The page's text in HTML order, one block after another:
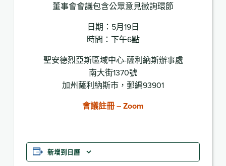
董事會會議包含公眾意見徵詢環節
日期：5月19日
時間：下午6點
聖安德烈亞斯區域中心-薩利納斯辦事處
南大街1370號
加州薩利納斯市，郵編93901
會議註冊 – Zoom
新增到日曆